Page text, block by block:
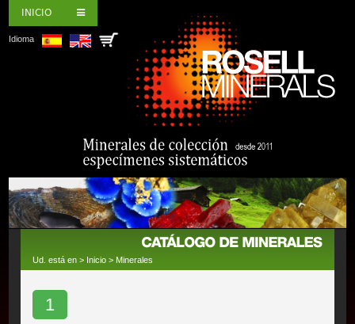
INICIO
Idioma
Ud. está en > Inicio > Minerales
1